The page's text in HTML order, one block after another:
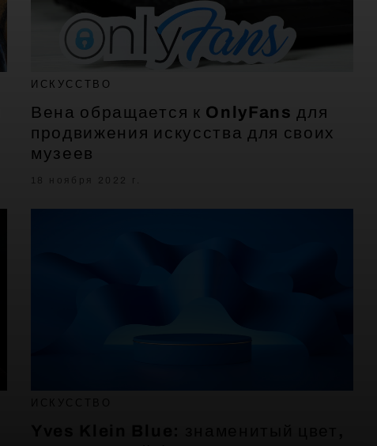
ИСКУССТВО
Вена обращается к OnlyFans для
продвижения искусства для своих
музеев
18 ноября 2022 г.